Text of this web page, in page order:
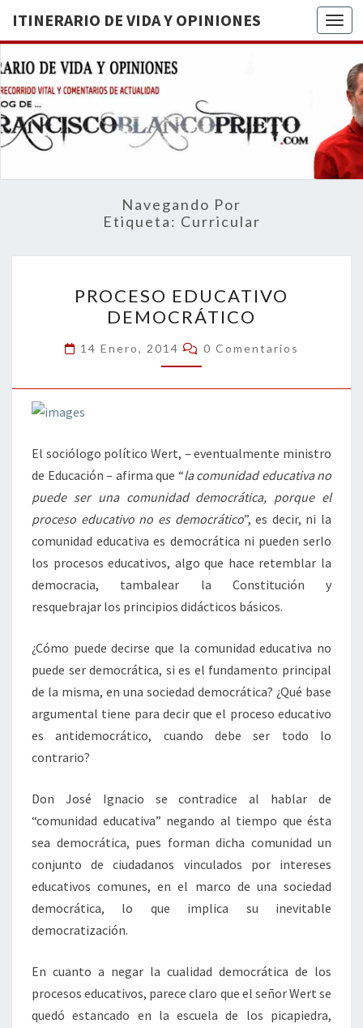
ITINERARIO DE VIDA Y OPINIONES
DE
BREVE
RECORRIDO
VITAL Y
ACTUALIDAD
Navegando Por
Etiqueta: Curricular
EDUCATIVO
DEMOCRÁTICO
PROCESO EDUCATIVO
DEMOCRÁTICO
14 Enero, 2014 Comentarios
0 Comentarios
El sociólogo político Wert, – eventualmente ministro
de Educación – afirma que “la comunidad educativa no
puede ser una comunidad democrática, porque el
proceso educativo no es democrático”, es decir, ni la
comunidad educativa es democrática ni pueden serlo
los procesos educativos, algo que hace retemblar la
democracia, tambalear la Constitución y
resquebrajar los principios didácticos básicos.
¿Cómo puede decirse que la comunidad educativa no
puede ser democrática, si es el fundamento principal
de la misma, en una sociedad democrática? ¿Qué base
argumental tiene para decir que el proceso educativo
es antidemocrático, cuando debe ser todo lo
contrario?
Don José Ignacio se contradice al hablar de
“comunidad educativa” negando al tiempo que ésta
sea democrática, pues forman dicha comunidad un
conjunto de ciudadanos vinculados por intereses
educativos comunes, en el marco de una sociedad
democrática, lo que implica su inevitable
democratización.
En cuanto a negar la cualidad democrática de los
procesos educativos, parece claro que el señor Wert se
quedó estancado en la escuela de los picapiedra,